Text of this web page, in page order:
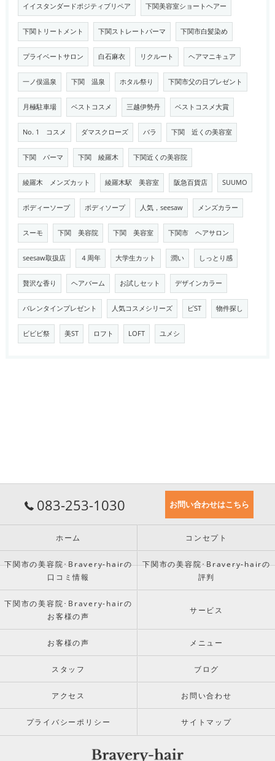
イイスタンダードポジティブリペア 下関美容室ショートヘアー
下関トリートメント 下関ストレートパーマ 下関市白髪染め
プライベートサロン 白石麻衣 リクルート ヘアマニキュア
一ノ俣温泉 下関 温泉 ホタル祭り 下関市父の日プレゼント
月極駐車場 ベストコスメ 三越伊勢丹 ベストコスメ大賞
No. 1 コスメ ダマスクローズ バラ 下関 近くの美容室
下関 パーマ 下関 綾羅木 下関近くの美容院
綾羅木 メンズカット 綾羅木駅 美容室 阪急百貨店 SUUMO
ボディーソープ ボディソープ 人気，seesaw メンズカラー
スーモ 下関 美容院 下関 美容室 下関市 ヘアサロン
seesaw取扱店 ４周年 大学生カット 潤い しっとり感
贅沢な香り ヘアバーム お試しセット デザインカラー
バレンタインプレゼント 人気コスメシリーズ ビST 物件探し
ビビビ祭 美ST ロフト LOFT ユメシ
083-253-1030 お問い合わせはこちら
ホーム コンセプト
下関市の美容院･Bravery-hairの
口コミ情報
下関市の美容院･Bravery-hairの
評判
下関市の美容院･Bravery-hairの
お客様の声
サービス
お客様の声 メニュー
スタッフ ブログ
アクセス お問い合わせ
プライバシーポリシー サイトマップ